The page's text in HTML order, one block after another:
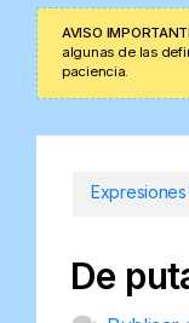
AVISO
algunas de las
paciencia.
De